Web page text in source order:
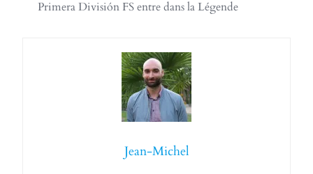
Primera División FS entre dans la Légende
Jean-Michel